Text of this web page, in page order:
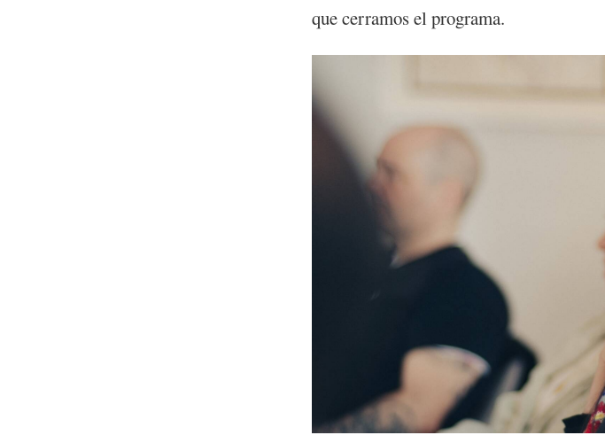
que cerramos el programa.